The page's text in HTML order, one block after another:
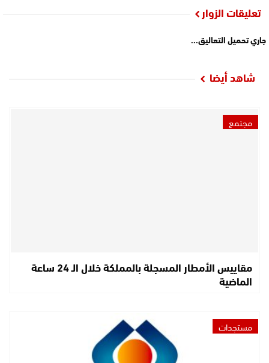
تعليقات الزوار
جاري تحميل التعاليق...
شاهد أيضا
مجتمع
مقاييس الأمطار المسجلة بالمملكة خلال الـ 24 ساعة
الماضية
مستجدات